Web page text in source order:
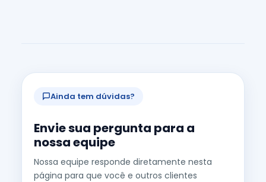
Ainda tem dúvidas?
Envie sua pergunta para a
nossa equipe
Nossa equipe responde diretamente nesta
página para que você e outros clientes